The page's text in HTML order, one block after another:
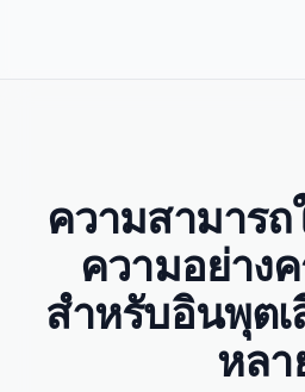
ความสามาร
ความอย่าง
สำหรับอินพุต
หลา